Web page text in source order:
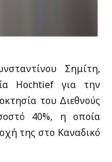
Σημίτη,
Hochtief για την
του Διεθνούς
40%, η οποία
της στο Καναδικό